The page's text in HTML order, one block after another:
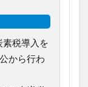
税導入を
から行わ